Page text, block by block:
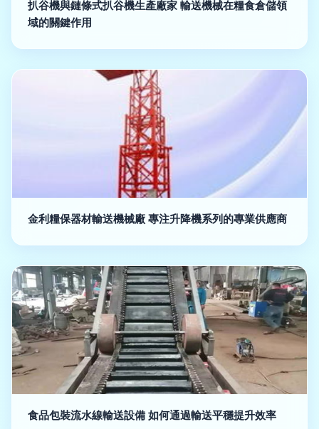
扒谷機與鏈條式扒谷機生產廠家 輸送機械在糧食倉儲領
域的關鍵作用
金利糧保器材輸送機械廠 專注升降機系列的專業供應商
食品包裝流水線輸送設備 如何通過輸送平穩提升效率